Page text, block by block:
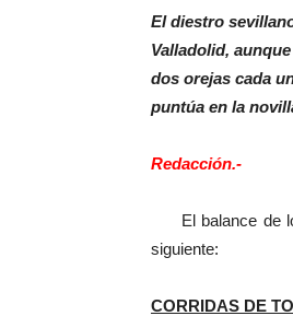
El diestro
Valladolid,
dos orejas cada
puntúa en la
Redacción.-
El balance de
siguiente:
CORRIDAS DE